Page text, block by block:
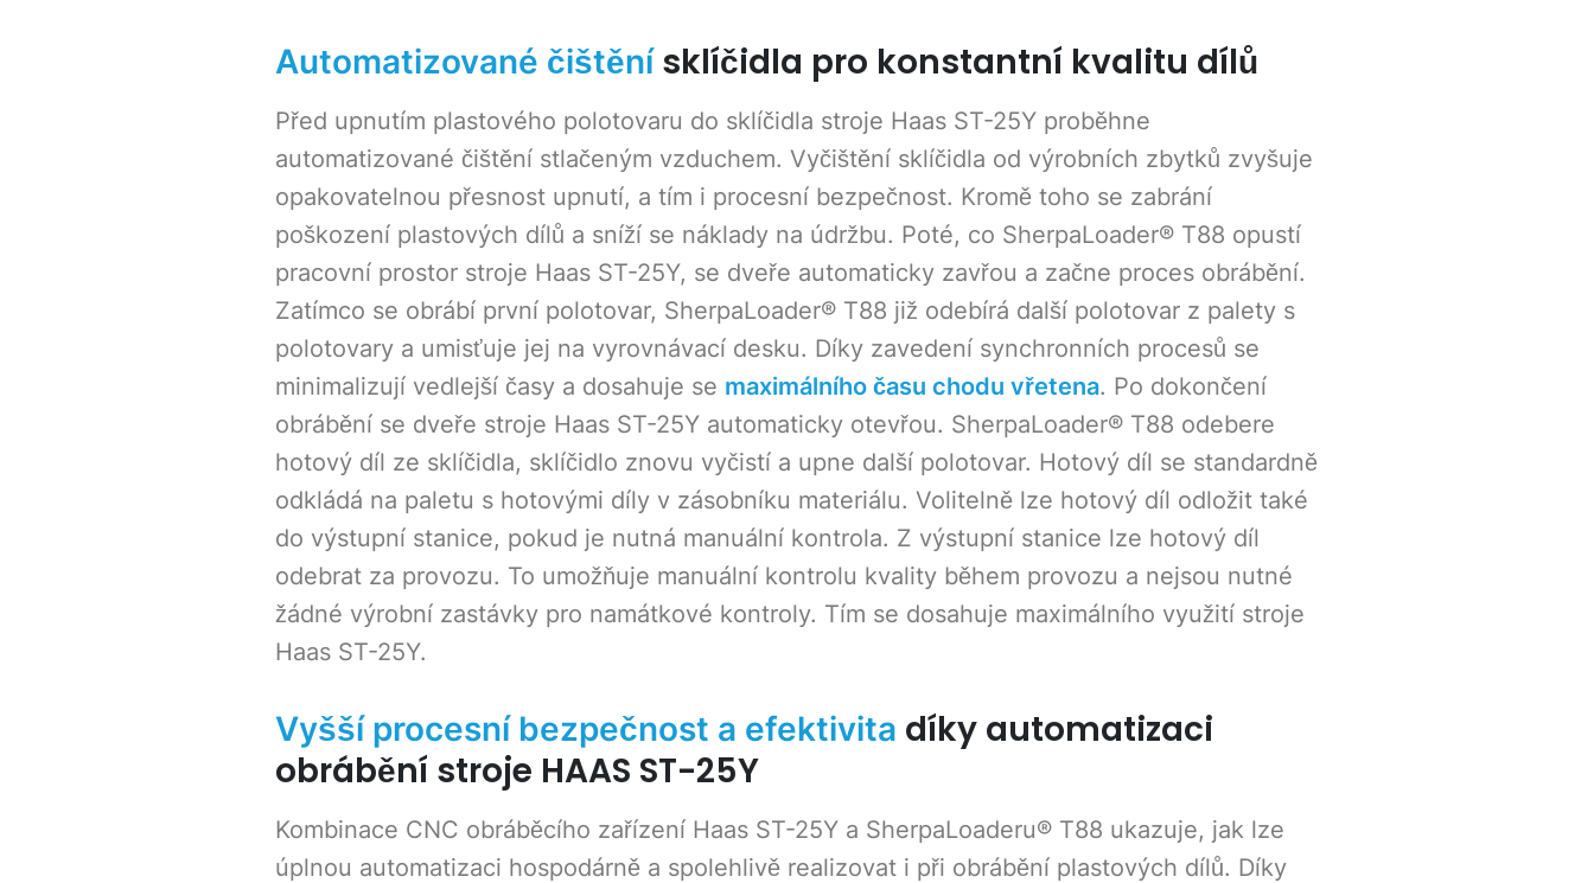
Automatizované čištěnísklíčidla pro konstantní kvalitu dílů
Před upnutím plastového polotovaru do sklíčidla stroje Haas ST-25Y proběhne
automatizované čištění stlačeným vzduchem. Vyčištění sklíčidla od výrobních zbytků zvyšuje
opakovatelnou přesnost upnutí, a tím i procesní bezpečnost. Kromě toho se zabrání
poškození plastových dílů a sníží se náklady na údržbu. Poté, co SherpaLoader® T88 opustí
pracovní prostor stroje Haas ST-25Y, se dveře automaticky zavřou a začne proces obrábění.
Zatímco se obrábí první polotovar, SherpaLoader® T88 již odebírá další polotovar z palety s
polotovary a umisťuje jej na vyrovnávací desku. Díky zavedení synchronních procesů se
minimalizují vedlejší časy a dosahuje se maximálního času chodu vřetena. Po dokončení
obrábění se dveře stroje Haas ST-25Y automaticky otevřou. SherpaLoader® T88 odebere
hotový díl ze sklíčidla, sklíčidlo znovu vyčistí a upne další polotovar. Hotový díl se standardně
odkládá na paletu s hotovými díly v zásobníku materiálu. Volitelně lze hotový díl odložit také
do výstupní stanice, pokud je nutná manuální kontrola. Z výstupní stanice lze hotový díl
odebrat za provozu. To umožňuje manuální kontrolu kvality během provozu a nejsou nutné
žádné výrobní zastávky pro namátkové kontroly. Tím se dosahuje maximálního využití stroje
Haas ST-25Y.
Vyšší procesní bezpečnost a efektivita díky automatizaci
obrábění stroje HAAS ST-25Y
Kombinace CNC obráběcího zařízení Haas ST-25Y a SherpaLoaderu® T88 ukazuje, jak lze
úplnou automatizaci hospodárně a spolehlivě realizovat i při obrábění plastových dílů. Díky